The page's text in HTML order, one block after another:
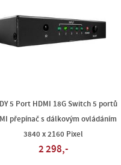
5 Port HDMI 18G Switch 5 portů
přepínač s dálkovým ovládáním
3840 x 2160 Pixel
2 298,-